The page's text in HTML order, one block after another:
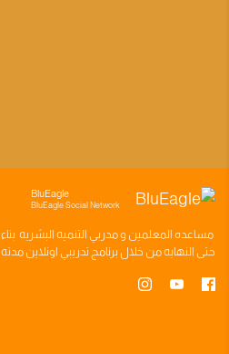
BluEagle
BluEagle Social Network
مساعده المعلمين ومدربي التنميه البشريه بناء
حتى النهايه من خلال برنامج تدريبي اونلاين مدته